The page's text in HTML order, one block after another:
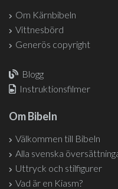
Om Kärnbibeln
Vittnesbörd
Generös copyright
Blogg
Instruktionsfilmer
Om Bibeln
Välkommen till Bibeln
Alla svenska
Uttryck och stilfigurer
Vad är en Kiasm?